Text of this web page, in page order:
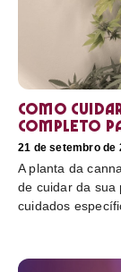
Como
completo
21 de setembro de
A planta da
de cuidar da sua
cuidados